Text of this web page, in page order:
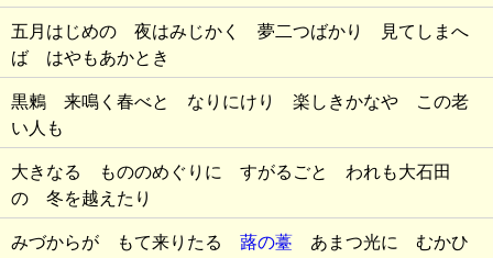
五月はじめの 夜はみじかく 夢二つばかり 見てしまへ
ば はやもあかとき
黒鶫 来鳴く春べと なりにけり 楽しきかなや この老
い人も
大きなる もののめぐりに すがるごと われも大石田
の 冬を越えたり
みづからが もて来りたる 蕗の薹 あまつ光に むかひ